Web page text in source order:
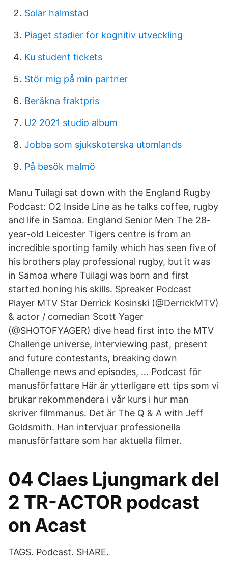
Solar halmstad
Piaget stadier for kognitiv utveckling
Ku student tickets
Stör mig på min partner
Beräkna fraktpris
U2 2021 studio album
Jobba som sjukskoterska utomlands
På besök malmö
Manu Tuilagi sat down with the England Rugby
Podcast: O2 Inside Line as he talks coffee, rugby
and life in Samoa. England Senior Men The 28-
year-old Leicester Tigers centre is from an
incredible sporting family which has seen five of
his brothers play professional rugby, but it was
in Samoa where Tuilagi was born and first
started honing his skills. Spreaker Podcast
Player MTV Star Derrick Kosinski (@DerrickMTV)
& actor / comedian Scott Yager
(@SHOTOFYAGER) dive head first into the MTV
Challenge universe, interviewing past, present
and future contestants, breaking down
Challenge news and episodes, … Podcast för
manusförfattare Här är ytterligare ett tips som vi
brukar rekommendera i vår kurs i hur man
skriver filmmanus. Det är The Q & A with Jeff
Goldsmith. Han intervjuar professionella
manusförfattare som har aktuella filmer.
04 Claes Ljungmark del
2 TR-ACTOR podcast
on Acast
TAGS. Podcast. SHARE.